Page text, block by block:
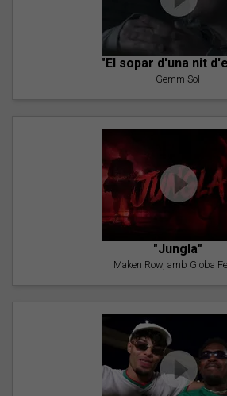
"El sopar d'una nit
Gemm Sol
"Jungla"
Maken Row, amb Gioba